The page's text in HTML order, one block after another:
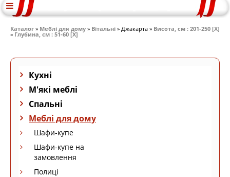
Каталог » Меблі для дому » Вітальні » Джакарта » Висота, см : 201-250 [X]
» Глубина, см : 51-60 [X]
Кухні
М'які меблі
Спальні
Меблі для дому
Шафи-купе
Шафи-купе на
замовлення
Полиці